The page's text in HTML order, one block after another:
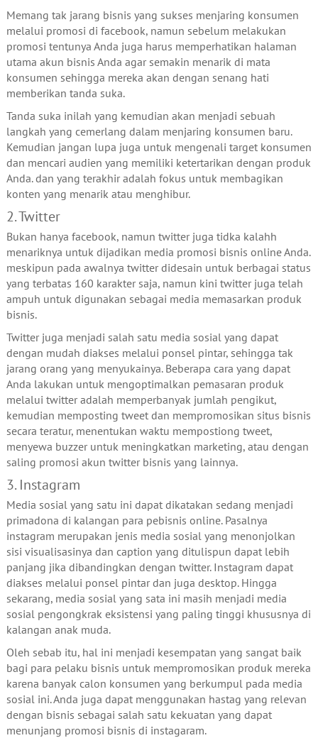
Memang tak jarang bisnis yang sukses menjaring konsumen
melalui promosi di facebook, namun sebelum melakukan
promosi tentunya Anda juga harus memperhatikan halaman
utama akun bisnis Anda agar semakin menarik di mata
konsumen sehingga mereka akan dengan senang hati
memberikan tanda suka.
Tanda suka inilah yang kemudian akan menjadi sebuah
langkah yang cemerlang dalam menjaring konsumen baru.
Kemudian jangan lupa juga untuk mengenali target konsumen
dan mencari audien yang memiliki ketertarikan dengan produk
Anda. dan yang terakhir adalah fokus untuk membagikan
konten yang menarik atau menghibur.
2. Twitter
Bukan hanya facebook, namun twitter juga tidka kalahh
menariknya untuk dijadikan media promosi bisnis online Anda.
meskipun pada awalnya twitter didesain untuk berbagai status
yang terbatas 160 karakter saja, namun kini twitter juga telah
ampuh untuk digunakan sebagai media memasarkan produk
bisnis.
Twitter juga menjadi salah satu media sosial yang dapat
dengan mudah diakses melalui ponsel pintar, sehingga tak
jarang orang yang menyukainya. Beberapa cara yang dapat
Anda lakukan untuk mengoptimalkan pemasaran produk
melalui twitter adalah memperbanyak jumlah pengikut,
kemudian memposting tweet dan mempromosikan situs bisnis
secara teratur, menentukan waktu mempostiong tweet,
menyewa buzzer untuk meningkatkan marketing, atau dengan
saling promosi akun twitter bisnis yang lainnya.
3. Instagram
Media sosial yang satu ini dapat dikatakan sedang menjadi
primadona di kalangan para pebisnis online. Pasalnya
instagram merupakan jenis media sosial yang menonjolkan
sisi visualisasinya dan caption yang ditulispun dapat lebih
panjang jika dibandingkan dengan twitter. Instagram dapat
diakses melalui ponsel pintar dan juga desktop. Hingga
sekarang, media sosial yang sata ini masih menjadi media
sosial pengongkrak eksistensi yang paling tinggi khususnya di
kalangan anak muda.
Oleh sebab itu, hal ini menjadi kesempatan yang sangat baik
bagi para pelaku bisnis untuk mempromosikan produk mereka
karena banyak calon konsumen yang berkumpul pada media
sosial ini. Anda juga dapat menggunakan hastag yang relevan
dengan bisnis sebagai salah satu kekuatan yang dapat
menunjang promosi bisnis di instagaram.